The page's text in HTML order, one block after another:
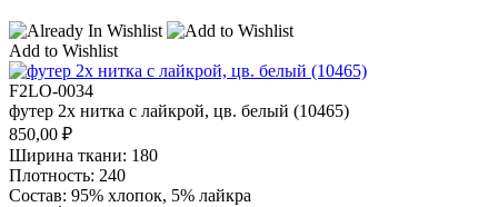
Add to Wishlist
F2LO-0034
футер 2х нитка с лайкрой, цв. белый (10465)
850,00 ₽
Ширина ткани: 180
Плотность: 240
Состав: 95% хлопок, 5% лайкра